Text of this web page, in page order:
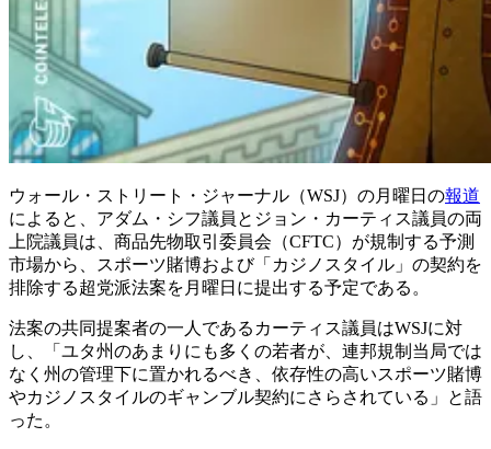
ウォール・ストリート・ジャーナル（WSJ）の月曜日の報道
によると、アダム・シフ議員とジョン・カーティス議員の両
上院議員は、商品先物取引委員会（CFTC）が規制する予測
市場から、スポーツ賭博および「カジノスタイル」の契約を
排除する超党派法案を月曜日に提出する予定である。
法案の共同提案者の一人であるカーティス議員はWSJに対
し、「ユタ州のあまりにも多くの若者が、連邦規制当局では
なく州の管理下に置かれるべき、依存性の高いスポーツ賭博
やカジノスタイルのギャンブル契約にさらされている」と語
った。